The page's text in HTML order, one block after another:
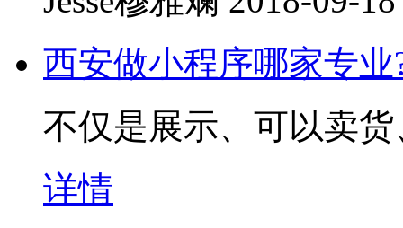
西安做小程序哪家专
不仅是展示、可以卖
详情